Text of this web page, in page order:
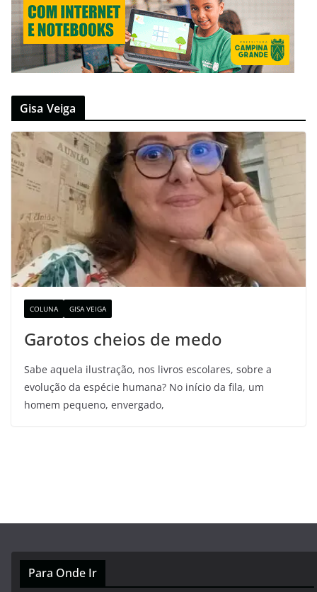
Gisa Veiga
COLUNA GISA VEIGA
Garotos cheios de medo
Sabe aquela ilustração, nos livros escolares, sobre a
evolução da espécie humana? No início da fila, um
homem pequeno, envergado,
Para Onde Ir